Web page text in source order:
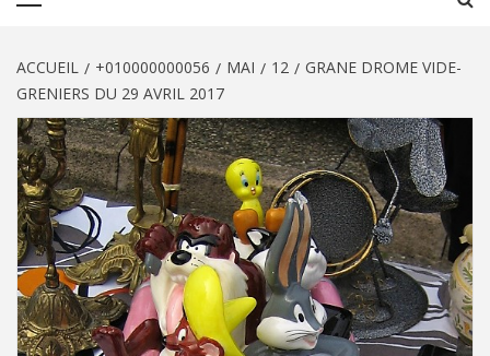
ACCUEIL +010000000056 MAI 12
GRANE DROME VIDE-
GRENIERS DU 29 AVRIL 2017